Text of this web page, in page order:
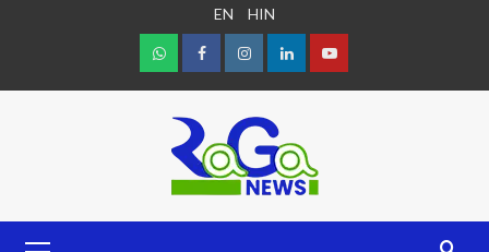
EN
HIN